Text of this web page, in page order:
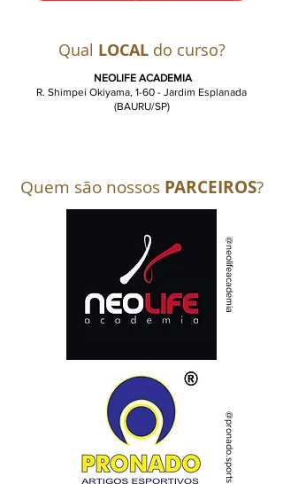
Qual LOCAL do curso?
NEOLIFE ACADEMIA
R. Shimpei Okiyama, 1-60 - Jardim Esplanada
(BAURU/SP)
Quem são nossos PARCEIROS?
@neolifeacademia @pronado.sports